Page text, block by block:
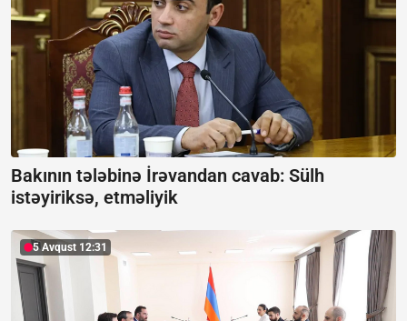
Bakının tələbinə İrəvandan cavab: Sülh
istəyiriksə, etməliyik
5 Avqust 12:31